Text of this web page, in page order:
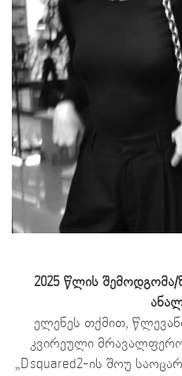
2025 წლის
ელენეს თქმით,
კვირეული
„Dsquared2-ის შოუ